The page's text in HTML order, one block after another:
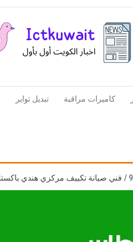
الكويت
تكنولوجيا
المعلومات
تبديل تواير كاميرات مراقبة